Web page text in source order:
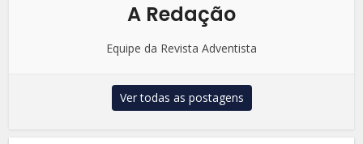
A Redação
Equipe da Revista Adventista
Ver todas as postagens